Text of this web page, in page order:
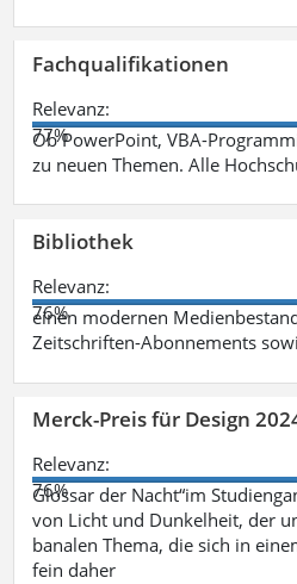
Fachqualifikationen
Relevanz:
77%
Ob PowerPoint, VBA-
zu neuen Themen. Alle
Bibliothek
Relevanz:
76%
einen modernen
Zeitschriften-Abonnements
Merck-Preis für Design
Relevanz:
76%
Glossar der Nacht“im
von Licht und Dunkelheit, der
banalen Thema, die sich in
fein daher